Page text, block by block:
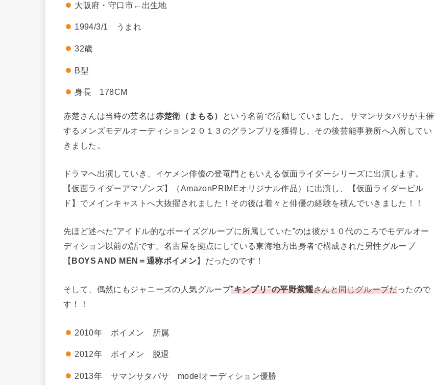
大阪府・守口市←出生地
1994/3/1 うまれ
32歳
B型
身長 178CM
赤楚さんは当時の芸名は赤楚衛（まもる）
という名前で活動していました。 サマンサタバサが主催
するメンズモデルオーディション２０１３のグランプリを獲得し、その後芸能事務所へ入所してい
きました。
ドラマへ出演していき、イケメン俳優の登竜門ともいえる仮面ライダーシリーズに出演します。
【仮面ライダーアマゾンズ】（AmazonPRIMEオリジナル作品）に出演し、【仮面ライダービル
ド】でメインキャストへ大抜擢されました！その後は着々と俳優の経験を積んでいきました！！
先ほど述べた”アイドル的なボーイズグループに所属していた”のは彼が１０代のころでモデルオー
ディション以前の話です。名古屋を拠点にしている東海地方出身者で構成された男性グループ
【BOYS AND MEN＝通称ボイメン】だったのです！
そして、偶然にもジャニーズの人気グループ”キンプリ”の平野紫耀さんと同じグループだったので
す！！
2010年 ボイメン 所属
2012年 ボイメン 脱退
2013年 サマンサタバサ modelオーディション優勝